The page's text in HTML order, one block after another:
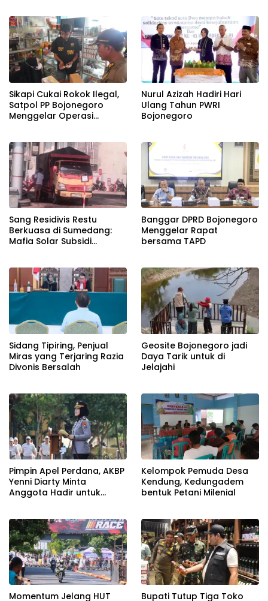
Sikapi Cukai Rokok Ilegal,
Satpol PP Bojonegoro
Menggelar Operasi
Nurul Azizah Hadiri Hari
Ulang Tahun PWRI
Bojonegoro
Sang Residivis Restu
Berkuasa di Sumedang:
Mafia Solar Subsidi
Bungkam
Banggar DPRD Bojonegoro
Menggelar Rapat
bersama TAPD
Sidang Tipiring, Penjual
Miras yang Terjaring Razia
Divonis Bersalah
Geosite Bojonegoro jadi
Daya Tarik untuk di
Jelajahi
Pimpin Apel Perdana, AKBP
Yenni Diarty Minta
Anggota Hadir untuk
Kelompok Pemuda Desa
Kendung, Kedungadem
bentuk Petani Milenial
Momentum Jelang HUT Bupati Tutup Tiga Toko